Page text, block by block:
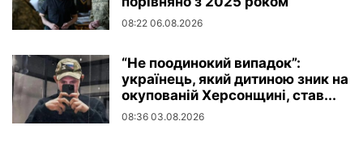
08:22 06.08.2026
“Не поодинокий випадок”:
українець, який дитиною зник на
окупованій Херсонщині, став...
08:36 03.08.2026